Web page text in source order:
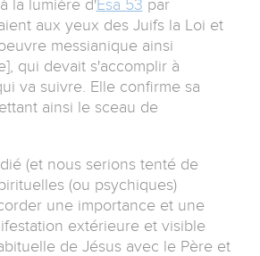
la lumière d'Esa 53 par
aux yeux des Juifs la Loi et
messianique ainsi
qui devait s'accomplir à
va suivre. Elle confirme sa
ainsi le sceau de
(et nous serions tenté de
(ou psychiques)
une importance et une
extérieure et visible
de Jésus avec le Père et